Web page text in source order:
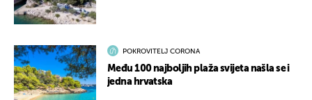
POKROVITELJ CORONA
Među 100 najboljih plaža svijeta našla se i
jedna hrvatska